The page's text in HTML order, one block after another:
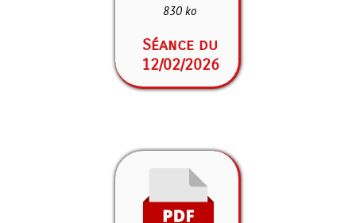
830 ko
Séance du
12/02/2026